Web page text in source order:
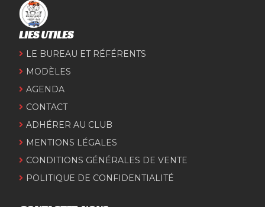
LIES UTILES
LE BUREAU ET RÉFÉRENTS
MODÈLES
AGENDA
CONTACT
ADHÉRER AU CLUB
MENTIONS LÉGALES
CONDITIONS GÉNÉRALES DE VENTE
POLITIQUE DE CONFIDENTIALITÉ